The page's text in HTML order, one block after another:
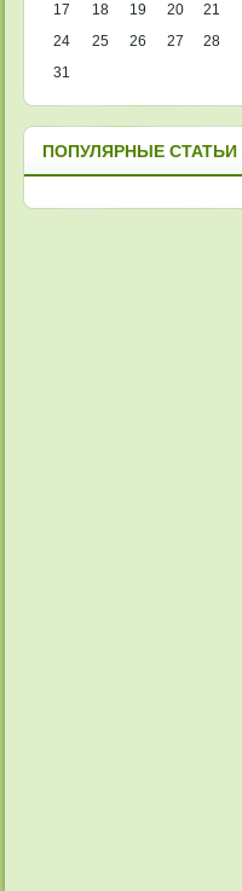
17
18 19 20 21
24
25 26 27 28
31
ПОПУЛЯРНЫЕ СТАТЬИ